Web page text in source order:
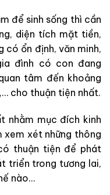
để sinh sống thì cần
diện tích mặt tiền,
có ổn định, văn minh,
đình có con đang
tâm đến khoảng
cho thuận tiện nhất.
nhằm mục đích kinh
xem xét những thông
thuận tiện để phát
triển trong tương lai,
nào…